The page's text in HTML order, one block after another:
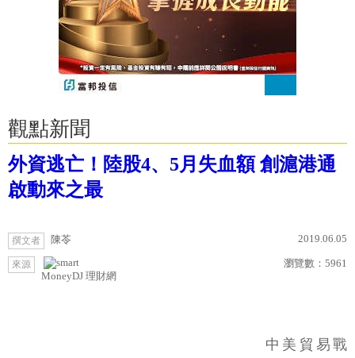
觀點新聞
外資逃亡！陸股4、5月失血額 創滬港通
啟動來之最
撰文者 陳苓 2019.06.05
來源
MoneyDJ 理財網
瀏覽數： 5961
中美貿易戰